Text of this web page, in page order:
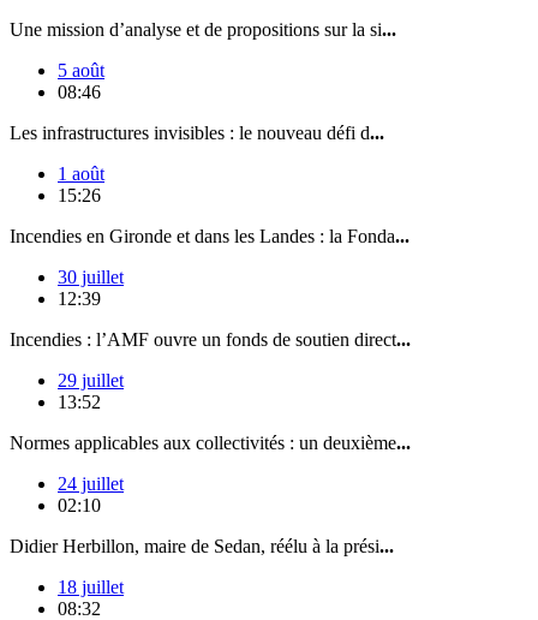
Une mission d’analyse et de propositions sur la si...
5 août
08:46
Les infrastructures invisibles : le nouveau défi d...
1 août
15:26
Incendies en Gironde et dans les Landes : la Fonda...
30 juillet
12:39
Incendies : l’AMF ouvre un fonds de soutien direct...
29 juillet
13:52
Normes applicables aux collectivités : un deuxième...
24 juillet
02:10
Didier Herbillon, maire de Sedan, réélu à la prési...
18 juillet
08:32